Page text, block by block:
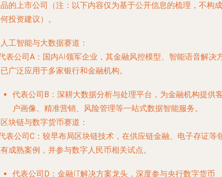
的上市公司（注：以下内容仅为基于公开信息的梳理，不构成
投资建议）。
工智能与大数据赛道：
表公司A ：国内AI领军企业，其金融风控模型、智能语音解决
广泛应用于多家银行和金融机构。
代表公司B ：深耕大数据分析与处理平台，为金融机构提供
户画像、精准营销、风险管理等一站式数据智能服务。
块链与数字货币赛道：
表公司C ：较早布局区块链技术，在供应链金融、电子存证等
成熟案例，并参与数字人民币相关试点。
代表公司D ：金融IT解决方案龙头，深度参与央行数字货币